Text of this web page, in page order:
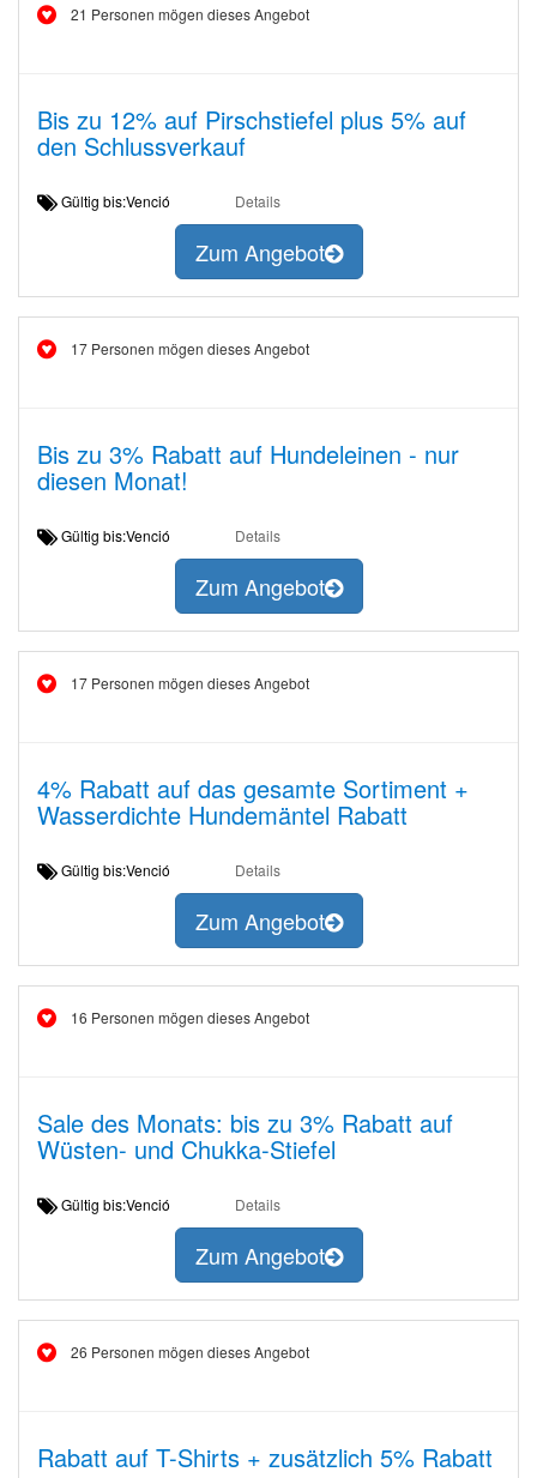
21 Personen mögen dieses Angebot
Bis zu 12% auf Pirschstiefel plus 5% auf
den Schlussverkauf
Gültig bis:Venció Details
Zum Angebot
17 Personen mögen dieses Angebot
Bis zu 3% Rabatt auf Hundeleinen - nur
diesen Monat!
Gültig bis:Venció Details
Zum Angebot
17 Personen mögen dieses Angebot
4% Rabatt auf das gesamte Sortiment +
Wasserdichte Hundemäntel Rabatt
Gültig bis:Venció Details
Zum Angebot
16 Personen mögen dieses Angebot
Sale des Monats: bis zu 3% Rabatt auf
Wüsten- und Chukka-Stiefel
Gültig bis:Venció Details
Zum Angebot
26 Personen mögen dieses Angebot
Rabatt auf T-Shirts + zusätzlich 5% Rabatt